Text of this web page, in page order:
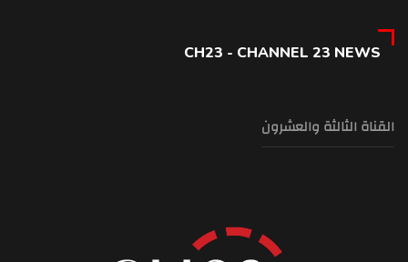
CH23 - CHANNEL 23 NEWS
القناة الثالثة والعشرون